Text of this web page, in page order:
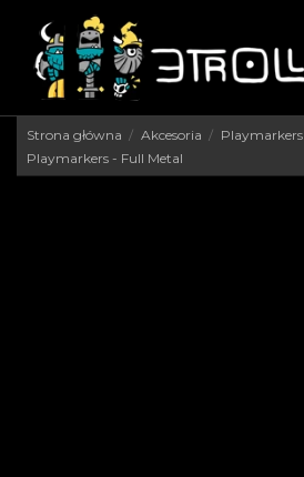
Strona główna Akcesoria Playmarkers
Playmarkers - Full Metal